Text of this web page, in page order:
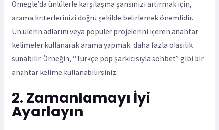
Omegle’da ünlülerle karşılaşma şansınızı artırmak için,
arama kriterlerinizi doğru şekilde belirlemek önemlidir.
Ünlülerin adlarını veya popüler projelerini içeren anahtar
kelimeler kullanarak arama yapmak, daha fazla olasılık
sunabilir. Örneğin, “Türkçe pop şarkıcısıyla sohbet” gibi bir
anahtar kelime kullanabilirsiniz.
2. Zamanlamayı İyi
Ayarlayın